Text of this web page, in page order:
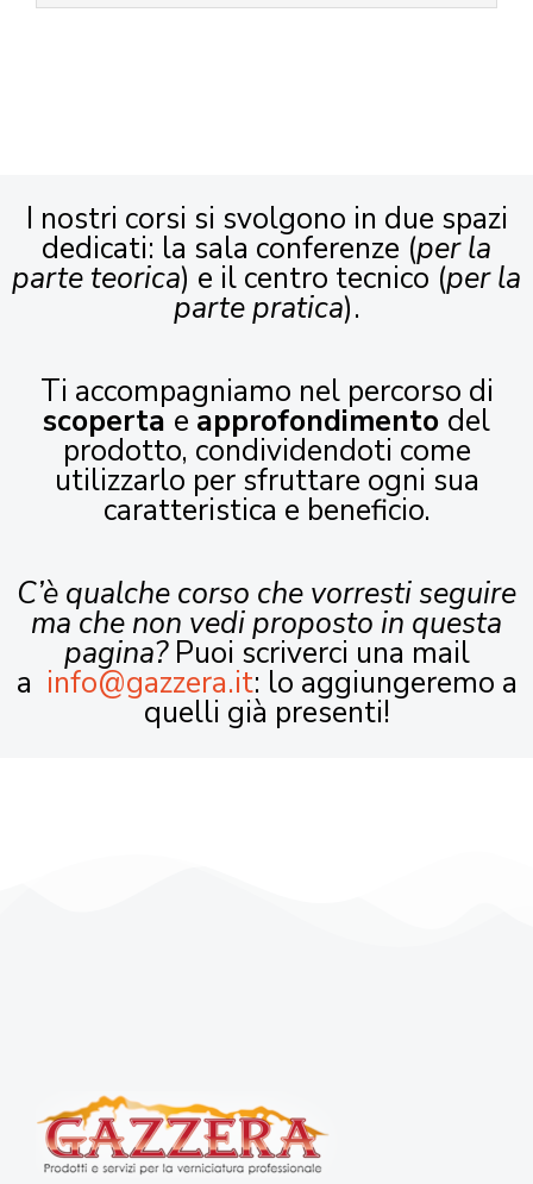
I nostri corsi si svolgono in due spazi
dedicati: la sala conferenze (per la
parte teorica) e il centro tecnico (per la
parte pratica).
Ti accompagniamo nel percorso di
scoperta e approfondimento del
prodotto, condividendoti come
utilizzarlo per sfruttare ogni sua
caratteristica e beneficio.
C’è qualche corso che vorresti seguire
ma che non vedi proposto in questa
pagina?Puoi scriverci una mail
a info@gazzera.it: lo aggiungeremo a
quelli già presenti!